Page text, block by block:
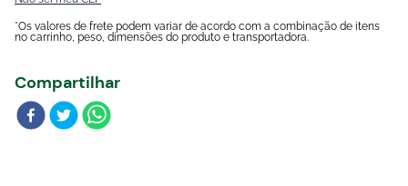
*Os valores de frete podem variar de acordo com a combinação de itens
no carrinho, peso, dimensões do produto e transportadora.
Compartilhar